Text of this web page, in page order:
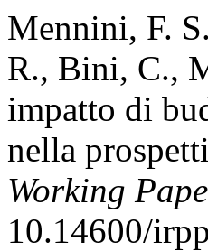
Mennini, F.
R., Bini, C.,
impatto di
nella
Working
10.14600/